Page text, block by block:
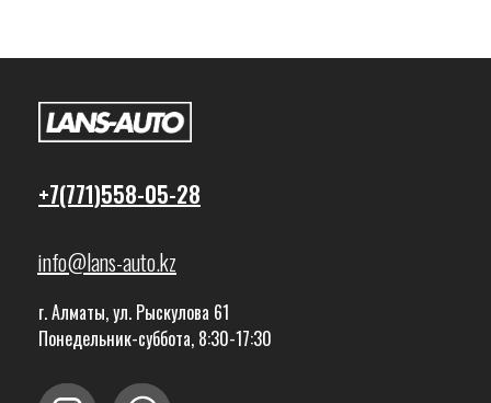
+7(771)558-05-28
info@lans-auto.kz
г. Алматы, ул. Рыскулова 61
Понедельник-суббота, 8:30-17:30